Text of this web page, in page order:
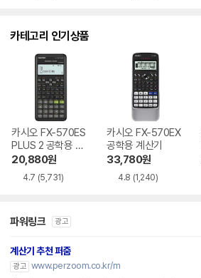
카테고리 인기상품
카시오 FX-570ES
PLUS 2 공학용 계
산기
20,880원
4.7 (5,731)
카시오 FX-570EX
공학용 계산기
33,780원
4.8 (1,240)
파워링크 광고
계산기 추천 퍼줌
광고 www.perzoom.co.kr/m